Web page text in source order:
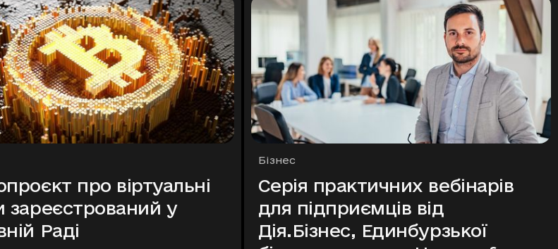
про віртуальні
зареєстрований у
Раді
Рубрики
Бізнес
Серія практичних вебінарів
для підприємців від
Дія.Бізнес, Единбурзької